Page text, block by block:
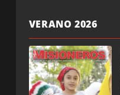
VERANO 2026